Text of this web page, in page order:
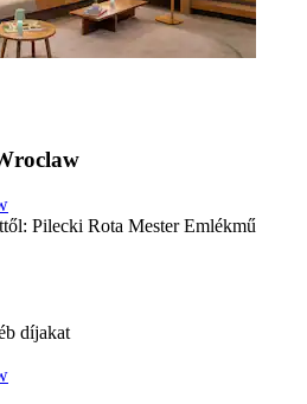
Pilecki Rota Mester Emlékmű
díjakat